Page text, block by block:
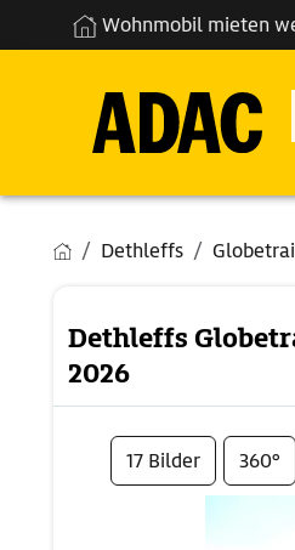
Wohnmobil mieten
Dethleffs
Dethleffs
2026
17 Bilder 360°